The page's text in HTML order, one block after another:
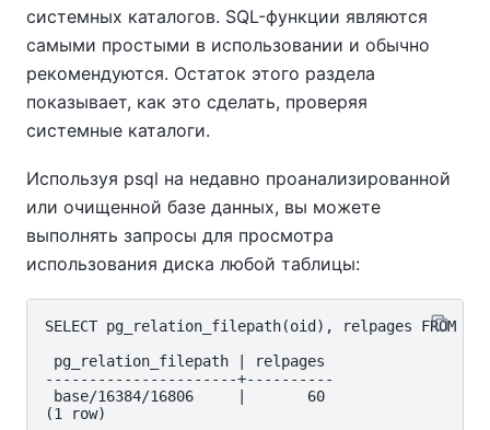
системных каталогов. SQL-функции являются
самыми простыми в использовании и обычно
рекомендуются. Остаток этого раздела
показывает, как это сделать, проверяя
системные каталоги.
Используя psql на недавно проанализированной
или очищенной базе данных, вы можете
выполнять запросы для просмотра
использования диска любой таблицы:
SELECT pg_relation_filepath(oid), relpages FROM
pg_relation_filepath | relpages
----------------------+----------
base/16384/16806     |       60